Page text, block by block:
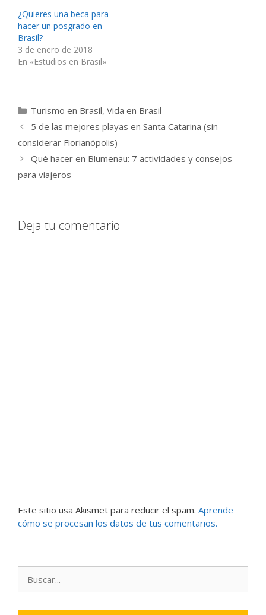
¿Quieres una beca para
hacer un posgrado en
Brasil?
3 de enero de 2018
En «Estudios en Brasil»
Categorías
Turismo en Brasil, Vida en Brasil
5 de las mejores playas en Santa Catarina (sin
considerar Florianópolis)
Qué hacer en Blumenau: 7 actividades y consejos
para viajeros
Deja tu comentario
Este sitio usa Akismet para reducir el spam. Aprende
cómo se procesan los datos de tus comentarios.